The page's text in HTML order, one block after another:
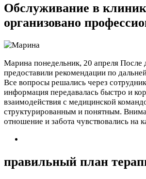
Обслуживание в
организовано
Марина понедельник, 20 апреля После
предоставили рекомендации по
Все вопросы решались через
информация передавалась быстро и
взаимодействия с медицинской
структурированным и понятным.
отношение и забота чувствовались на
правильный план